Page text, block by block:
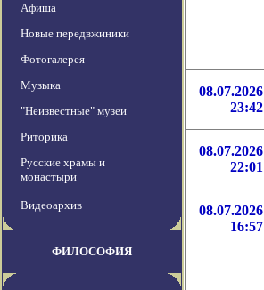
Афиша
Новые передвжиники
Фотогалерея
Музыка
"Неизвестные" музеи
Риторика
Русские храмы и
монастыри
Видеоархив
ФИЛОСОФИЯ
08.07.2026
23:42
08.07.2026
22:01
08.07.2026
16:57